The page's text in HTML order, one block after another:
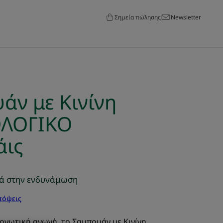
Σημεία πώλησης Newsletter
με Κινίνη
στην ενδυνάμωση